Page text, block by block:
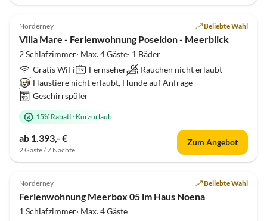
5.0 (3)
Norderney Beliebte Wahl
Villa Mare - Ferienwohnung Poseidon - Meerblick
2 Schlafzimmer· Max. 4 Gäste· 1 Bäder
Gratis WiFi
Fernseher
Rauchen nicht erlaubt
Haustiere nicht erlaubt, Hunde auf Anfrage
Geschirrspüler
15% Rabatt· Kurzurlaub
ab 1.393,- €
2 Gäste / 7 Nächte
Zum Angebot
4.9 (3)
Norderney Beliebte Wahl
Ferienwohnung Meerbox 05 im Haus Noena
1 Schlafzimmer· Max. 4 Gäste